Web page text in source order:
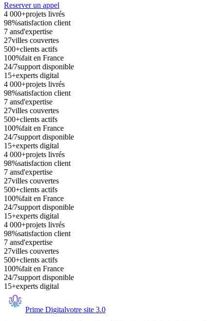
Reserver un appel
4 000+projets livrés
98%satisfaction client
7 ansd'expertise
27villes couvertes
500+clients actifs
100%fait en France
24/7support disponible
15+experts digital
4 000+projets livrés
98%satisfaction client
7 ansd'expertise
27villes couvertes
500+clients actifs
100%fait en France
24/7support disponible
15+experts digital
4 000+projets livrés
98%satisfaction client
7 ansd'expertise
27villes couvertes
500+clients actifs
100%fait en France
24/7support disponible
15+experts digital
4 000+projets livrés
98%satisfaction client
7 ansd'expertise
27villes couvertes
500+clients actifs
100%fait en France
24/7support disponible
15+experts digital
Prime Digitalvotre site 3.0